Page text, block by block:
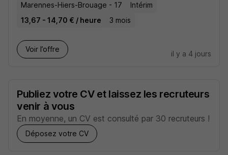
Marennes-Hiers-Brouage - 17
Intérim
13,67 - 14,70 € / heure
3 mois
Voir l’offre
il y a 4 jours
Publiez votre CV et laissez les recruteurs
venir à vous
En moyenne, un CV est consulté par 30 recruteurs !
Déposez votre CV